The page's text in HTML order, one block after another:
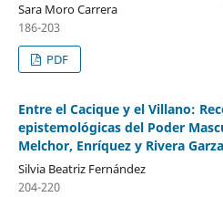
Sara Moro Carrera
186-203
PDF
Entre el Cacique y el Villano:
epistemológicas del Poder
Melchor, Enríquez y Rivera
Silvia Beatriz Fernández
204-220